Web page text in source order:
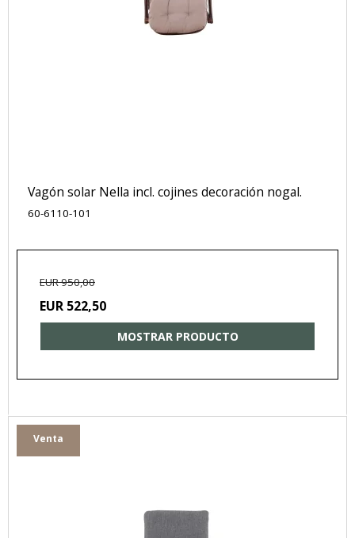
Vagón solar Nella incl. cojines decoración nogal.
60-6110-101
EUR 950,00
EUR 522,50
MOSTRAR PRODUCTO
Venta